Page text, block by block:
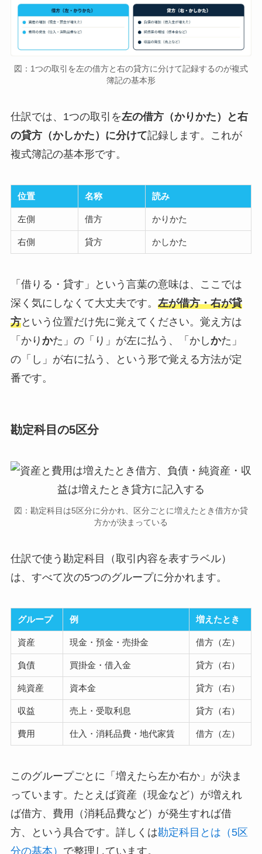
図：1つの取引を左の借方と右の貸方に分けて記録するのが複式
簿記の基本形
仕訳では、1つの取引を左の借方（かりかた）と右
の貸方（かしかた）に分けて記録します。これが
複式簿記の基本形です。
位置 名称 読み
左側 借方 かりかた
右側 貸方 かしかた
「借りる・貸す」という言葉の意味は、ここでは
深く気にしなくて大丈夫です。 左が借方・右が貸
方という位置だけ先に覚えてください。覚え方は
「かり かた」の「り」が左に払う、「かしかた」
の「し」が右に払う、という形で覚える方法が定
番です。
勘定科目の5区分
図：勘定科目は5区分に分かれ、区分ごとに増えたとき借方か貸
方かが決まっている
仕訳で使う勘定科目（取引内容を表すラベル）
は、すべて次の5つのグループに分かれます。
グループ 例 増えたとき
資産 現金・預金・売掛金 借方（左）
負債 買掛金・借入金 貸方（右）
純資産 資本金 貸方（右）
収益 売上・受取利息 貸方（右）
費用 仕入・消耗品費・地代家賃 借方（左）
このグループごとに「増えたら左か右か」が決ま
っています。たとえば資産（現金など）が増えれ
ば借方、費用（消耗品費など）が発生すれば借
方、という具合です。詳しくは勘定科目とは（5区
分の基本） で整理しています。